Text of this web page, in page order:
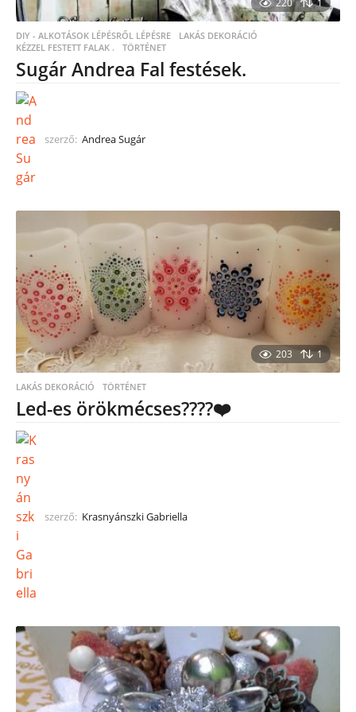
220 1
DIY - ALKOTÁSOK LÉPÉSRŐL LÉPÉSRE ,LAKÁS DEKORÁCIÓ
KÉZZEL FESTETT FALAK .
,TÖRTÉNET
Sugár Andrea Fal festések.
szerző: Andrea Sugár
203 1
LAKÁS DEKORÁCIÓ TÖRTÉNET
Led-es örökmécses????❤️
szerző: Krasnyánszki Gabriella